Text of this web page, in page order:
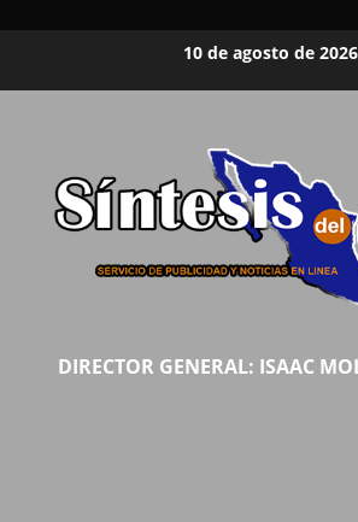
10 de agosto de 2026
DIRECTOR GENERAL: ISAAC